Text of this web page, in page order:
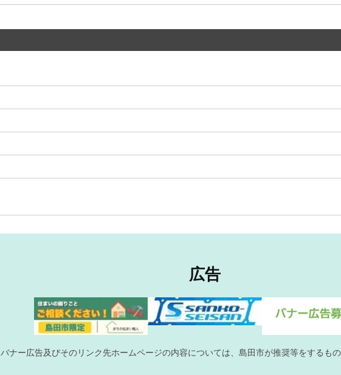
広告
バナー広告及びそのリンク先ホームページの内容については、島田市が推奨等をするも